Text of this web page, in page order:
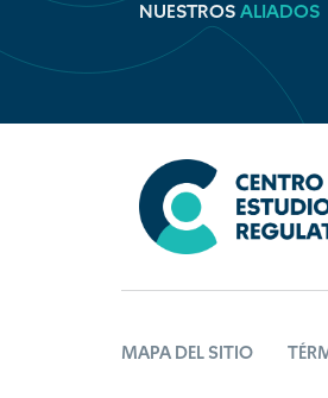
NUESTROS ALIADOS
MAPA DEL SITIO